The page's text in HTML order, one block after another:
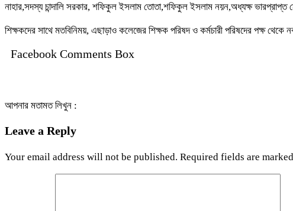
নাহার,সদস্য চান্দালি সরকার, শফিকুল ইসলাম তোতা,শফিকুল ইসলাম নয়ন,অধ্যক্ষ
শিক্ষকদের সাথে মতবিনিময়, এছাড়াও কলেজের শিক্ষক পরিষদ ও কর্মচারী পরিষদের পক্ষ
Facebook Comments Box
আপনার মতামত লিখুন :
Leave a Reply
Your email address will not be published. Required fields are marked